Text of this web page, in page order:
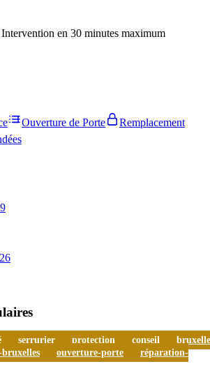
en 30 minutes maximum
Ouverture de Porte
Remplacement
26
serrurier protection conseil
ouverture-porte
réparation-